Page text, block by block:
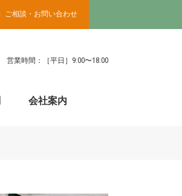
ご相談・お問い合わせ
営業時間：［平⽇］9:00〜18:00
会社案内